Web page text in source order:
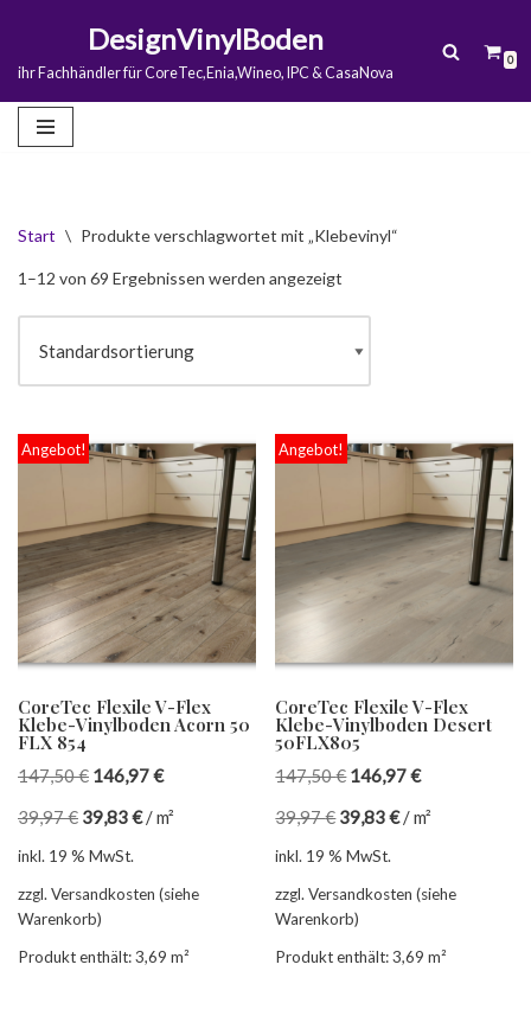
Zum
springen
DesignVinylBoden
ihr Fachhändler für CoreTec,Enia,Wineo, IPC & CasaNova
0
Start \ Produkte verschlagwortet mit „Klebevinyl“
1–12 von 69 Ergebnissen werden angezeigt
Angebot!
CoreTec Flexile V-Flex
Klebe-Vinylboden Acorn 50
FLX 854
147,50€ 146,97€
39,97€ 39,83€/m²
inkl. 19 % MwSt.
zzgl. Versandkosten (siehe
Warenkorb)
Produkt enthält: 3,69 m²
Angebot!
CoreTec Flexile V-Flex
Klebe-Vinylboden Desert
50FLX805
147,50€ 146,97€
39,97€ 39,83€/m²
inkl. 19 % MwSt.
zzgl. Versandkosten (siehe
Warenkorb)
Produkt enthält: 3,69m²